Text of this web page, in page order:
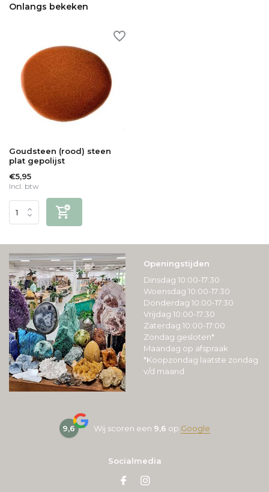
Onlangs bekeken
Goudsteen (rood) steen
plat gepolijst
€5,95
Incl. btw
Openingstijden
Dinsdag 10:00-17:30
Woensdag 10:00-17:30
Donderdag 10:00-17:30
Vrijdag 10:00-17:30
Zaterdag 10:00-17:00
Zondag gesloten*
Maandag op afspraak
*Koopzondag laatste zondag
v/d maand
9,6 Wij scoren een 9,6 op Google
Socialmedia